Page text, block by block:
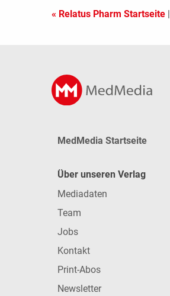
« Relatus Pharm Startseite
MedMedia Startseite
Über unseren Verlag
Mediadaten
Team
Jobs
Kontakt
Print-Abos
Newsletter